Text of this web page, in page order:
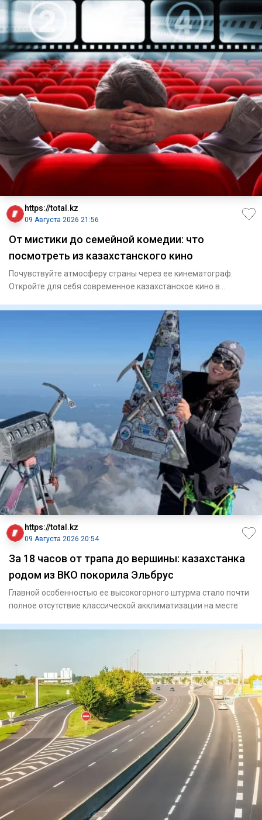
https://total.kz
09 Августа 2026 21:56
От мистики до семейной комедии: что
посмотреть из казахстанского кино
Почувствуйте атмосферу страны через ее кинематограф.
Откройте для себя современное казахстанское кино в
https://total.kz
09 Августа 2026 20:54
За 18 часов от трапа до вершины: казахстанка
родом из ВКО покорила Эльбрус
Главной особенностью ее высокогорного штурма стало почти
полное отсутствие классической акклиматизации на месте.